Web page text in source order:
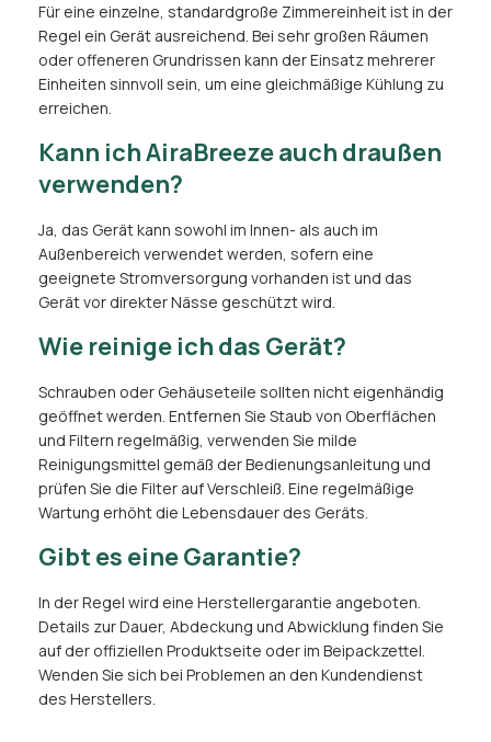
Für eine einzelne, standardgroße Zimmereinheit ist in der
Regel ein Gerät ausreichend. Bei sehr großen Räumen
oder offeneren Grundrissen kann der Einsatz mehrerer
Einheiten sinnvoll sein, um eine gleichmäßige Kühlung zu
erreichen.
Kann ich AiraBreeze auch draußen
verwenden?
Ja, das Gerät kann sowohl im Innen- als auch im
Außenbereich verwendet werden, sofern eine
geeignete Stromversorgung vorhanden ist und das
Gerät vor direkter Nässe geschützt wird.
Wie reinige ich das Gerät?
Schrauben oder Gehäuseteile sollten nicht eigenhändig
geöffnet werden. Entfernen Sie Staub von Oberflächen
und Filtern regelmäßig, verwenden Sie milde
Reinigungsmittel gemäß der Bedienungsanleitung und
prüfen Sie die Filter auf Verschleiß. Eine regelmäßige
Wartung erhöht die Lebensdauer des Geräts.
Gibt es eine Garantie?
In der Regel wird eine Herstellergarantie angeboten.
Details zur Dauer, Abdeckung und Abwicklung finden Sie
auf der offiziellen Produktseite oder im Beipackzettel.
Wenden Sie sich bei Problemen an den Kundendienst
des Herstellers.